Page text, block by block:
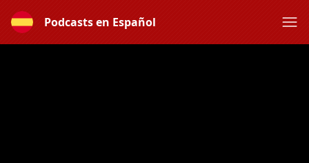
Podcasts en Español